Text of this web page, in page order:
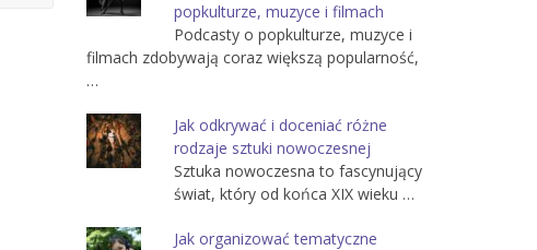
popkulturze, muzyce i filmach
Podcasty o popkulturze, muzyce i
filmach zdobywają coraz większą popularność,
…
Jak odkrywać i doceniać różne
rodzaje sztuki nowoczesnej
Sztuka nowoczesna to fascynujący
świat, który od końca XIX wieku …
Jak organizować tematyczne